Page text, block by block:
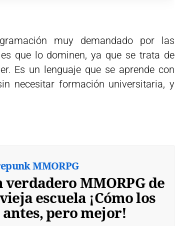
muy demandado por las
que lo dominen, ya que se trata de
Es un lenguaje que se aprende con
necesitar formación universitaria, y
MMORPG
verdadero MMORPG de
escuela ¡Cómo los
antes, pero mejor!